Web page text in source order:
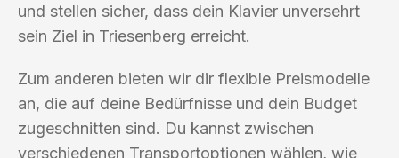
und stellen sicher, dass dein Klavier unversehrt
sein Ziel in Triesenberg erreicht.
Zum anderen bieten wir dir flexible Preismodelle
an, die auf deine Bedürfnisse und dein Budget
zugeschnitten sind. Du kannst zwischen
verschiedenen Transportoptionen wählen, wie